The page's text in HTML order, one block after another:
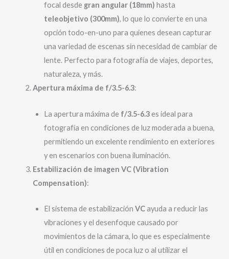
focal desde gran angular (18mm) hasta
teleobjetivo (300mm), lo que lo convierte en una
opción todo-en-uno para quienes desean capturar
una variedad de escenas sin necesidad de cambiar de
lente. Perfecto para fotografía de viajes, deportes,
naturaleza, y más.
Apertura máxima de f/3.5-6.3:
La apertura máxima de f/3.5-6.3es ideal para
fotografía en condiciones de luz moderada a buena,
permitiendo un excelente rendimiento en exteriores
y en escenarios con buena iluminación.
Estabilización de imagen VC (Vibration
Compensation):
El sistema de estabilización VCayuda a reducir las
vibraciones y el desenfoque causado por
movimientos de la cámara, lo que es especialmente
útil en condiciones de poca luz o al utilizar el